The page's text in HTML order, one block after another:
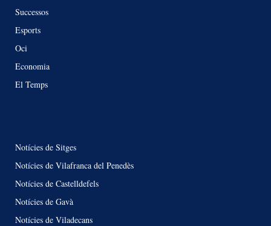
Successos
Esports
Oci
Economia
El Temps
Notícies de Sitges
Notícies de Vilafranca del Penedès
Notícies de Castelldefels
Notícies de Gavà
Notícies de Viladecans